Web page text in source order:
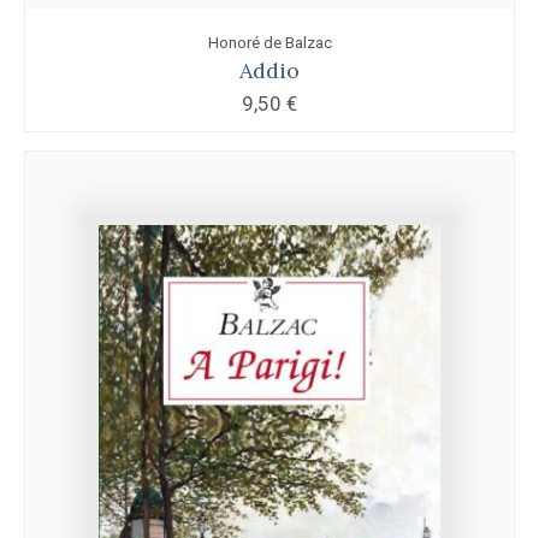
Honoré de Balzac
Addio
9,50 €